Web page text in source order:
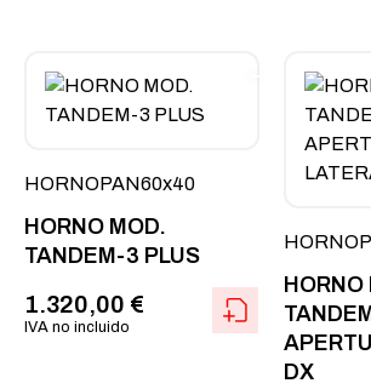
HORNOPAN60x40
HORNO MOD.
TANDEM-3 PLUS
1.320,00 €
IVA no incluido
HORNO
DX